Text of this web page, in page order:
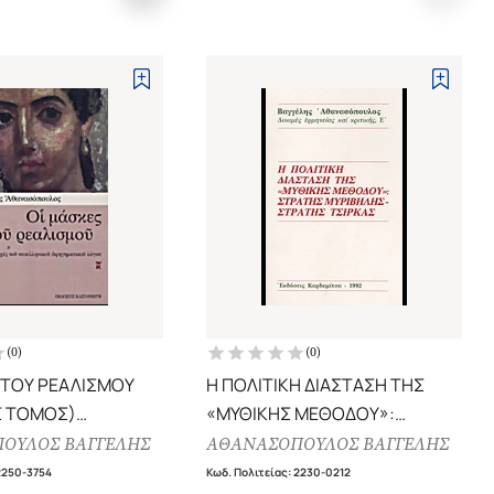
(0)
ΡΕΑΛΙΣΜΟΥ
ΤΟΜΟΣ)
ΝΕΟΕΛΛΗΝΙΚΟΥ
ΛΟΓΟΥ
ΒΑΓΓΕΛΗΣ
3754
(0)
Η ΠΟΛΙΤΙΚΗ ΔΙΑΣΤΑΣΗ ΤΗΣ
«ΜΥΘΙΚΗΣ ΜΕΘΟΔΟΥ»:
ΣΤΡΑΤΗΣ ΜΥΡΙΒΗΛΗΣ -
ΣΤΡΑΤΗΣ ΤΣΙΡΚΑΣ
ΑΘΑΝΑΣΟΠΟΥΛΟΣ ΒΑΓΓΕΛΗΣ
Κωδ. Πολιτείας:2230-0212